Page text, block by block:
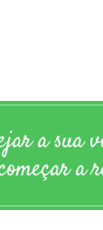
a sua
a